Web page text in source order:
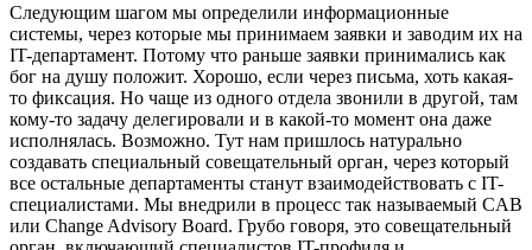
Следующим шагом мы определили информационные
системы, через которые мы принимаем заявки и заводим их на
IT-департамент. Потому что раньше заявки принимались как
бог на душу положит. Хорошо, если через письма, хоть какая-
то фиксация. Но чаще из одного отдела звонили в другой, там
кому-то задачу делегировали и в какой-то момент она даже
исполнялась. Возможно. Тут нам пришлось натурально
создавать специальный совещательный орган, через который
все остальные департаменты станут взаимодействовать с IT-
специалистами. Мы внедрили в процесс так называемый CAB
или Change Advisory Board. Грубо говоря, это совещательный